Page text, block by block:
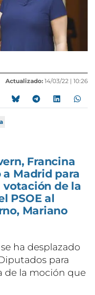
Actualizado: 14/03/22 | 10:26
Francina
Madrid para
de la
PSOE al
Mariano
ha desplazado
para
de la moción que